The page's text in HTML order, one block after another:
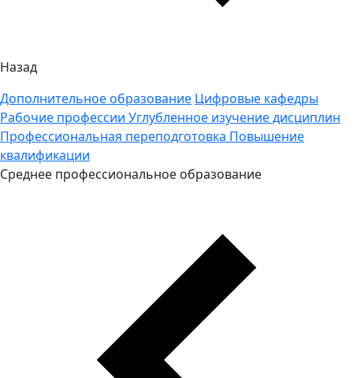
Назад
Дополнительное образование Цифровые кафедры
Рабочие профессии Углубленное изучение дисциплин
Профессиональная переподготовка Повышение
квалификации
Среднее профессиональное образование